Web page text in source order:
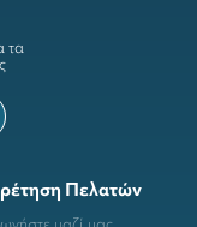
τα
Πελατών